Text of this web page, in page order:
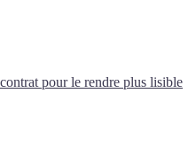
pour le rendre plus lisible